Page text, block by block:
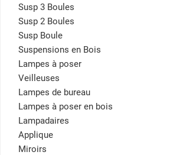
Susp 3 Boules
Susp 2 Boules
Susp Boule
Suspensions en Bois
Lampes à poser
Veilleuses
Lampes de bureau
Lampes à poser en bois
Lampadaires
Applique
Miroirs